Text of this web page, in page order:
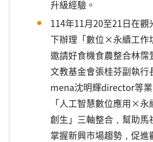
升級經驗。
114年11月20至21日在觀
下辦理「數位×永續工作
邀請好食機食農整合林霈
文教基金會張桂芬副執
mena沈明輝director等
「人工智慧數位應用×
創生」三軸整合，幫助馬
掌握新興市場趨勢，促進